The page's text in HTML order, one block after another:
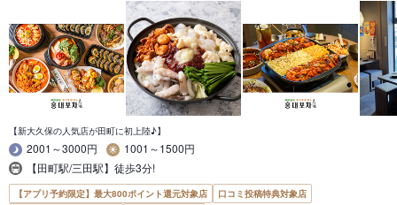
【新大久保の人気店が田町に初上陸♪】
2001～3000円
1001～1500円
【田町駅/三田駅】徒歩3分!
【アプリ予約限定】最大800ポイント還元対象店
口コミ投稿特典対象店